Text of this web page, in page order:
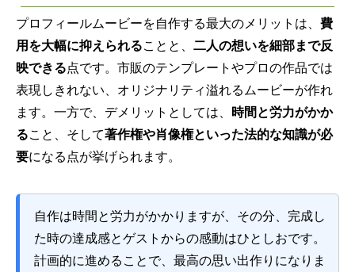
プロフィールムービーを自作する最大のメリットは、 費
用を大幅に抑えられることと、 二人の想いを細部まで反
映できる点です。市販のテンプレートやプロの作品では
表現しきれない、オリジナリティ溢れるムービーが作れ
ます。一方で、デメリットとしては、
時間と労力がかか
ること、そして著作権や肖像権といった法的な知識が必
要になる点が挙げられます。
自作は時間と労力がかかりますが、その分、完成し
た時の達成感とゲストからの感動はひとしおです。
計画的に進めることで、最高の思い出作りになりま